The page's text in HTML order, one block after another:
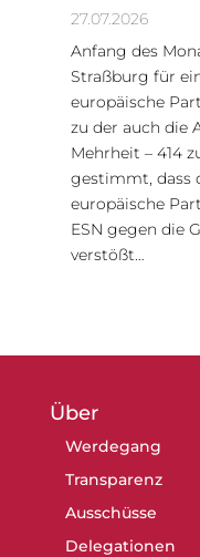
27.07.2026
Anfang des
Straßburg für
europäische
zu der auch die
Mehrheit – 414
gestimmt, dass
europäische
ESN gegen die
verstößt…
Über
Werdegang
Transparenz
Ausschüsse
Delegationen